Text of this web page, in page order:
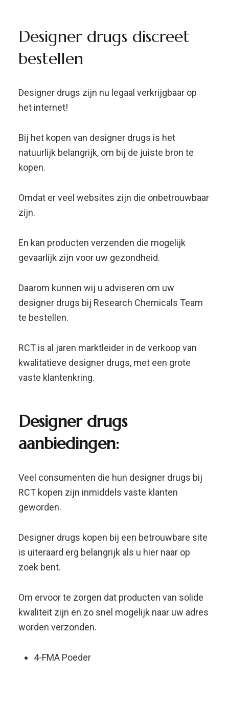
Designer drugs discreet
bestellen
Designer drugs zijn nu legaal verkrijgbaar op
het internet!
Bij het kopen van designer drugs is het
natuurlijk belangrijk, om bij de juiste bron te
kopen.
Omdat er veel websites zijn die onbetrouwbaar
zijn.
En kan producten verzenden die mogelijk
gevaarlijk zijn voor uw gezondheid.
Daarom kunnen wij u adviseren om uw
designer drugs bij Research Chemicals Team
te bestellen.
RCT is al jaren marktleider in de verkoop van
kwalitatieve designer drugs, met een grote
vaste klantenkring.
Designer drugs
aanbiedingen:
Veel consumenten die hun designer drugs bij
RCT kopen zijn inmiddels vaste klanten
geworden.
Designer drugs kopen bij een betrouwbare site
is uiteraard erg belangrijk als u hier naar op
zoek bent.
Om ervoor te zorgen dat producten van solide
kwaliteit zijn en zo snel mogelijk naar uw adres
worden verzonden.
4-FMA Poeder